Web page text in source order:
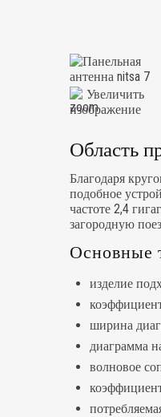
Увеличить
изображение
Область
Благодаря
подобное
частоте 2,4
загородную
Основные
изделие
ширина
диаграмма
волновое